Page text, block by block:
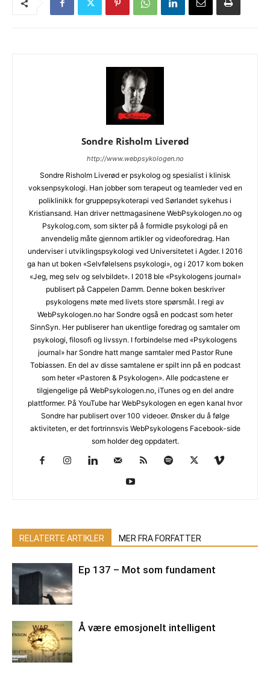
Sondre Risholm Liverød
http://www.webpsykologen.no
Sondre Risholm Liverød er psykolog og spesialist i klinisk
voksenpsykologi. Han jobber som terapeut og teamleder ved en
poliklinikk for gruppepsykoterapi ved Sørlandet sykehus i
Kristiansand. Han driver nettmagasinene WebPsykologen.no og
Psykolog.com, som sikter på å formidle psykologi på en
anvendelig måte gjennom artikler og videoforedrag. Han
underviser i utviklingspsykologi ved Universitetet i Agder. I 2016
ga han ut boken «Selvfølelsens psykologi», og i 2017 kom boken
«Jeg, meg selv og selvbildet». I 2018 ble «Psykologens journal»
publisert på Cappelen Damm. Denne boken beskriver
psykologens møte med livets store spørsmål. I regi av
WebPsykologen.no har Sondre også en podcast som heter
SinnSyn. Her publiserer han ukentlige foredrag og samtaler om
psykologi, filosofi og livssyn. I forbindelse med «Psykologens
journal» har Sondre hatt mange samtaler med Pastor Rune
Tobiassen. En del av disse samtalene er spilt inn på en podcast
som heter «Pastoren & Psykologen». Alle podcastene er
tilgjengelige på WebPsykologen.no, iTunes og en del andre
plattformer. På YouTube har WebPsykologen en egen kanal hvor
Sondre har publisert over 100 videoer. Ønsker du å følge
aktiviteten, er det fortrinnsvis WebPsykologens Facebook-side
som holder deg oppdatert.
RELATERTE ARTIKLER MER FRA FORFATTER
Ep 137 – Mot som fundament
Å være emosjonelt intelligent